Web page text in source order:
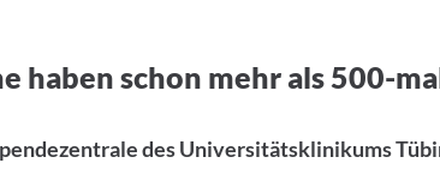
haben schon mehr als 500-
des Universitätsklinikums